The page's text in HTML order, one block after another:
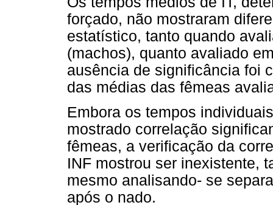
forçado, não mostraram
estatístico, tanto quando
(machos), quanto avaliado
ausência de significância foi
das médias das fêmeas
Embora os tempos
mostrado correlação
fêmeas, a verificação da
INF mostrou ser inexistente,
mesmo analisando- se
após o nado.